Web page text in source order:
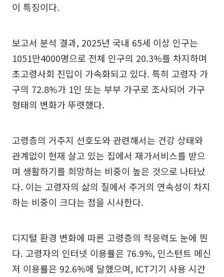
이 특징이다.
보고서 분석 결과, 2025년 국내 65세 이상 인구는
1051만4000명으로 전체 인구의 20.3%를 차지하며
초고령사회 진입이 가속화되고 있다. 특히 고령자 가
구의 72.8%가 1인 또는 부부 가구로 조사되어 가구
형태의 변화가 뚜렷했다.
고령층의 거주지 선호도와 관련해서는 건강 상태와
관계없이 현재 살고 있는 집에서 재가서비스를 받으
며 생활하기를 희망하는 비중이 높은 것으로 나타났
다. 이는 고령자의 삶의 질에서 주거의 연속성이 차지
하는 비중이 크다는 점을 시사한다.
디지털 환경 변화에 따른 고령층의 적응력도 눈에 띈
다. 고령자의 인터넷 이용률은 76.9%, 인스턴트 메신
저 이용률은 92.6%에 달했으며, ICT기기 사용 시간